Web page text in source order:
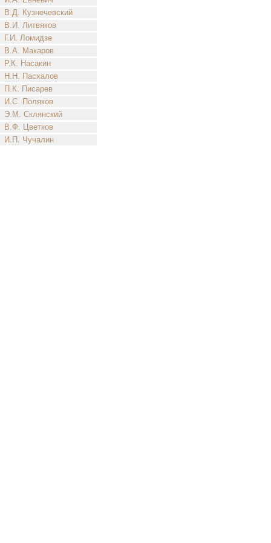
В.Д. Кузнечевский
В.И. Литвяков
Г.И. Ломидзе
В.А. Макаров
Р.К. Насакин
Н.Н. Пасхалов
П.К. Писарев
И.С. Поляков
Э.М. Склянский
В.Ф. Цветков
И.П. Чучалин